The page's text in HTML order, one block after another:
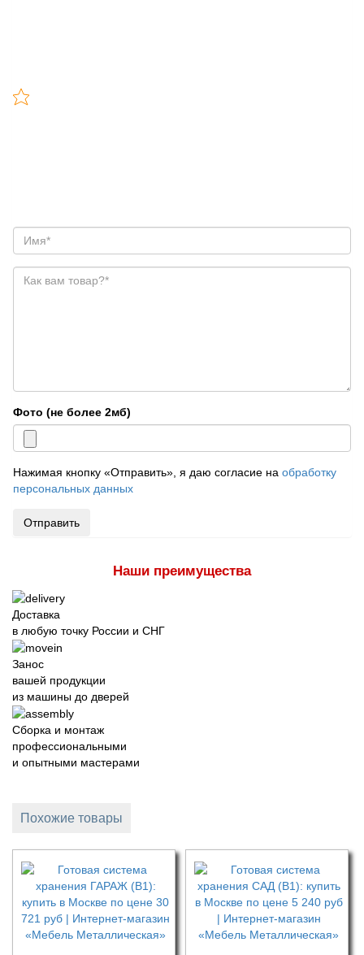
Фото (не более 2мб)
Нажимая кнопку «Отправить», я даю согласие на обработку
персональных данных
Отправить
Наши преимущества
Доставка
в любую точку России и СНГ
Занос
вашей продукции
из машины до дверей
Сборка и монтаж
профессиональными
и опытными мастерами
Похожие товары